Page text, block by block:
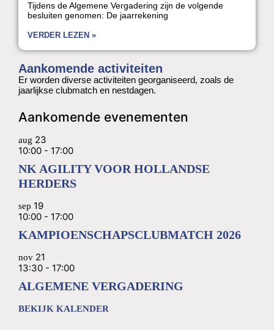
Tijdens de Algemene Vergadering zijn de volgende
besluiten genomen: De jaarrekening
VERDER LEZEN »
Aankomende activiteiten
Er worden diverse activiteiten georganiseerd, zoals de
jaarlijkse clubmatch en nestdagen.
Aankomende evenementen
aug 23
10:00 - 17:00
NK AGILITY VOOR HOLLANDSE
HERDERS
sep 19
10:00 - 17:00
KAMPIOENSCHAPSCLUBMATCH 2026
nov 21
13:30 - 17:00
ALGEMENE VERGADERING
BEKIJK KALENDER